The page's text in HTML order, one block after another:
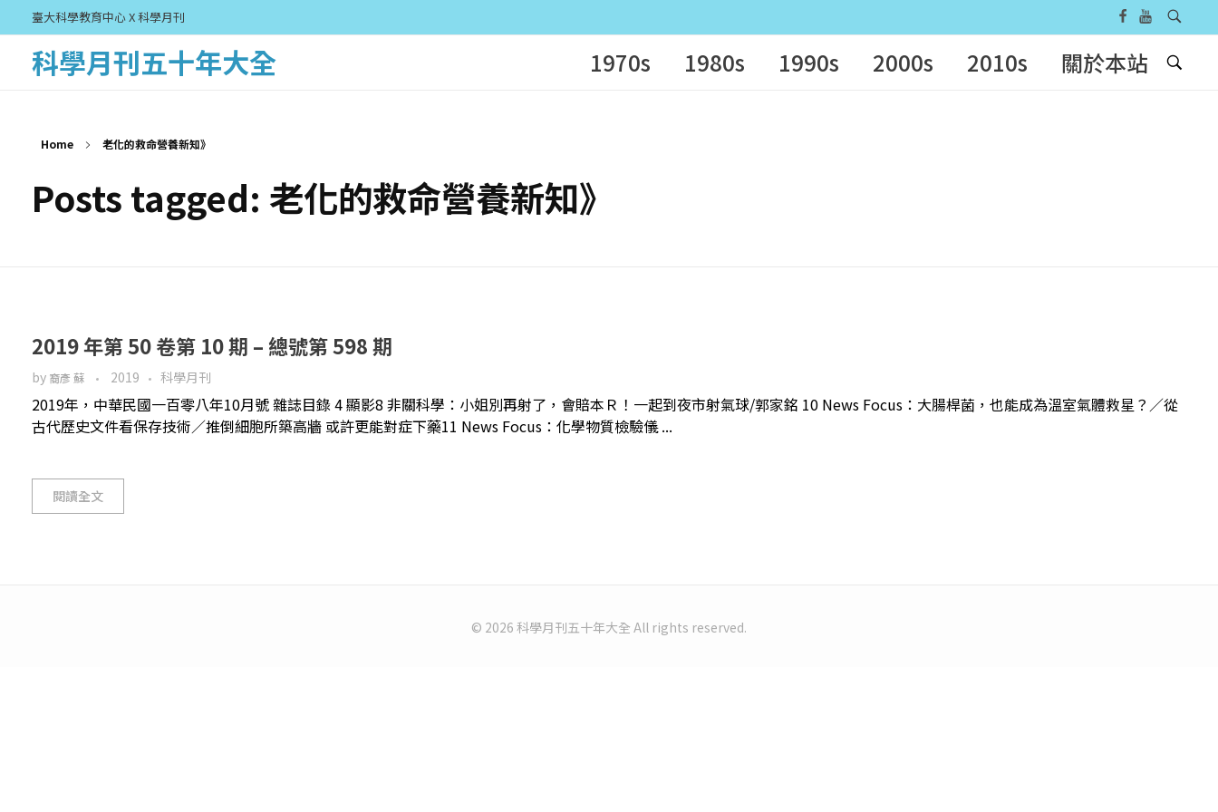
臺大科學教育中心 X 科學月刊
科學月刊五十年大全 1970s 1980s 1990s 2000s 2010s 關於本站
Home 老化的救命營養新知》
Posts tagged: 老化的救命營養新知》
2019 年第 50 卷第 10 期 – 總號第 598 期
by 裔彥 蘇 2019 科學月刊
2019年，中華民國一百零八年10月號 雜誌目錄 4 顯影8 非關科學：小姐別再射了，會賠本Ｒ！一起到夜市射氣球/郭家銘 10 News Focus：大腸桿菌，也能成為溫室氣體救星？／從
古代歷史文件看保存技術／推倒細胞所築高牆 或許更能對症下藥11 News Focus：化學物質檢驗儀 ...
閱讀全文
© 2026 科學月刊五十年大全 All rights reserved.